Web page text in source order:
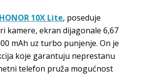
HONOR 10X Lite, poseduje
kamere, ekran dijagonale 6,67
mAh uz turbo punjenje. On je
koje garantuju neprestanu
telefon pruža mogućnost